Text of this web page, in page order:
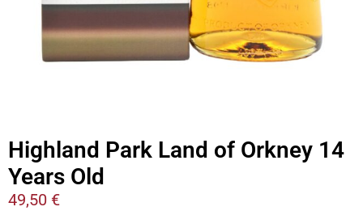
Highland Park Land of Orkney 14
Years Old
49,50 €